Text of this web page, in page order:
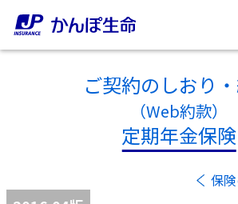
ご契約者さま
ご契約のしおり
（Web約款）
定期年金保険
保